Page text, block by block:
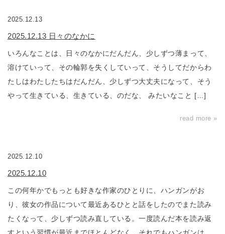
2025.12.13
2025.12.13 日々のなかに
いろんなことは、日々のなかにだんだん、少しずつ薄まって、
溶けていって、その輪郭を失くしていって、そうしてだからわ
たしはわたしたちはだんだん、少しずつ大丈夫になって、そう
やって生きている、生きている、のだな、 みたいなこと […]
read more »
2025.12.10
2025.12.10
この何年かでもっとも好きな作家のひとりに、ハンガンがお
り、彼女の作品について最近あるひとと話をしたのでまた読み
たくなって、少しずつ読み直している。一度読んだ本を読み返
すという習慣が最近までほとんどなく、それでもハンガンは